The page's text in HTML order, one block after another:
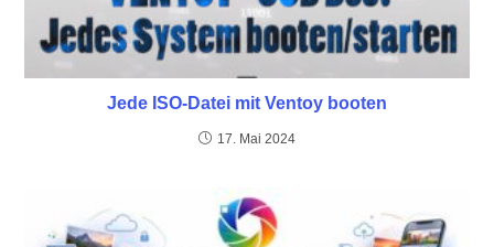
Jede ISO-Datei mit Ventoy booten
17. Mai 2024